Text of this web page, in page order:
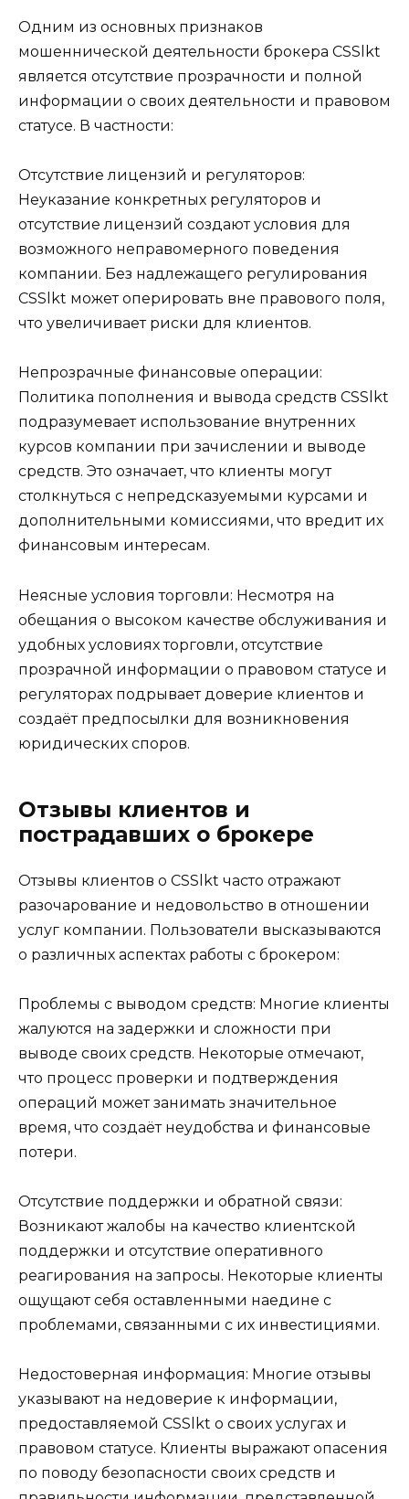
Одним из основных признаков
мошеннической деятельности брокера CSSlkt
является отсутствие прозрачности и полной
информации о своих деятельности и правовом
статусе. В частности:
Отсутствие лицензий и регуляторов:
Неуказание конкретных регуляторов и
отсутствие лицензий создают условия для
возможного неправомерного поведения
компании. Без надлежащего регулирования
CSSlkt может оперировать вне правового поля,
что увеличивает риски для клиентов.
Непрозрачные финансовые операции:
Политика пополнения и вывода средств CSSlkt
подразумевает использование внутренних
курсов компании при зачислении и выводе
средств. Это означает, что клиенты могут
столкнуться с непредсказуемыми курсами и
дополнительными комиссиями, что вредит их
финансовым интересам.
Неясные условия торговли: Несмотря на
обещания о высоком качестве обслуживания и
удобных условиях торговли, отсутствие
прозрачной информации о правовом статусе и
регуляторах подрывает доверие клиентов и
создаёт предпосылки для возникновения
юридических споров.
Отзывы клиентов и
пострадавших о брокере
Отзывы клиентов о CSSlkt часто отражают
разочарование и недовольство в отношении
услуг компании. Пользователи высказываются
о различных аспектах работы с брокером:
Проблемы с выводом средств: Многие клиенты
жалуются на задержки и сложности при
выводе своих средств. Некоторые отмечают,
что процесс проверки и подтверждения
операций может занимать значительное
время, что создаёт неудобства и финансовые
потери.
Отсутствие поддержки и обратной связи:
Возникают жалобы на качество клиентской
поддержки и отсутствие оперативного
реагирования на запросы. Некоторые клиенты
ощущают себя оставленными наедине с
проблемами, связанными с их инвестициями.
Недостоверная информация: Многие отзывы
указывают на недоверие к информации,
предоставляемой CSSlkt о своих услугах и
правовом статусе. Клиенты выражают опасения
по поводу безопасности своих средств и